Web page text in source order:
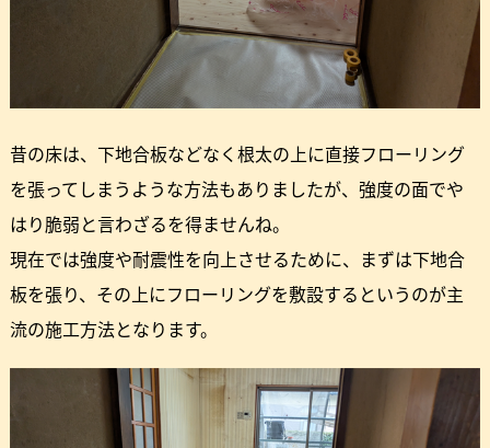
昔の床は、下地合板などなく根太の上に直接フローリング
を張ってしまうような方法もありましたが、強度の面でや
はり脆弱と言わざるを得ませんね。
現在では強度や耐震性を向上させるために、まずは下地合
板を張り、その上にフローリングを敷設するというのが主
流の施工方法となります。